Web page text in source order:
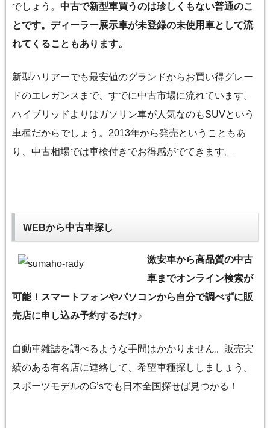
でしょう。 中古で新型車買うのは珍しくもない普通のこ
とです。ディーラー展示車が未登録の未使用車として流
れてくることもあります。
新型ハリアーでも最安値のグランドからお買い得グレー
ドのエレガンスまで、すでに中古市場に流れています。
ハイブリッドよりはガソリン車が人気なのもSUVという
車種だからでしょう。 2013年から発売ということもあ
り、中古相場では車検付きでお得感がでてきます。
WEBから中古車探し
激安車から高品質の中古
車までオンライン検索が
可能！スマートフォンやパソコンから自分で調べずに販
売店に申し込み予約するだけ♪
自動車雑誌を調べるような手間はかかりません。販売実
績のある有名店に連絡して、希望車種探ししましょう。
スポーツモデルのG’sでも日本全国探せば見つかる！